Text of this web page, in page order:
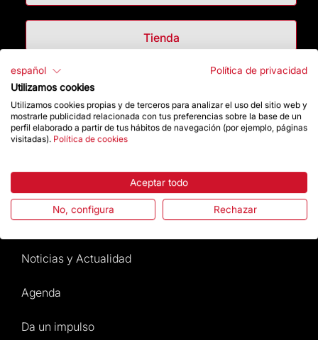
Tienda
Destacados
La Fundación
Atención al Visitante
Normativa y condiciones de compra
Noticias y Actualidad
Agenda
Da un impulso
español
Política de privacidad
Utilizamos cookies
Utilizamos cookies propias y de terceros para analizar el uso del sitio web y
mostrarle publicidad relacionada con tus preferencias sobre la base de un
perfil elaborado a partir de tus hábitos de navegación (por ejemplo, páginas
visitadas). Política de cookies
Aceptar todo
No, configura Rechazar